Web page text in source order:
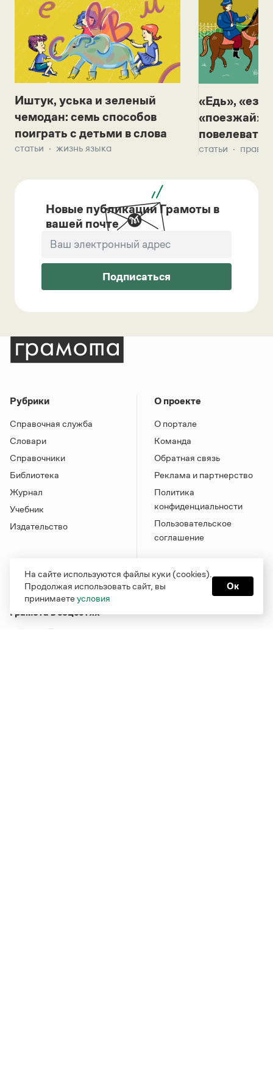
Иштук, уська и зеленый
чемодан: семь способов
поиграть с детьми в слова
статьи жизнь языка
«Едь»,
«поезжай»?
повелевать
статьи
Новые публикации Грамоты в
вашей почте
Подписаться
Рубрики
Справочная служба
Словари
Справочники
Библиотека
Журнал
Учебник
Издательство
О проекте
О портале
Команда
Обратная связь
Реклама и партнерство
Политика
конфиденциальности
Пользовательское
соглашение
Грамота в соцсетях
На сайте используются файлы куки (cookies).
Продолжая использовать сайт, вы
принимаетеусловия
Ок